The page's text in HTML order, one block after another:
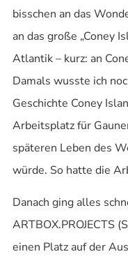
bisschen an das
an das große „Coney
Atlantik – kurz: an
Damals wusste ich
Geschichte Coney
Arbeitsplatz für
späteren Leben des
würde. So hatte die
Danach ging alles
ARTBOX.PROJECTS
einen Platz auf der